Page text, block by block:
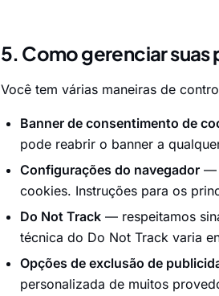
5. Como gerenciar
Você tem várias maneiras de
Banner de consentimento de
pode reabrir o banner a
Configurações do navegador —
cookies. Instruções para os
Do Not Track — respeitamos
técnica do Do Not Track varia
Opções de exclusão de
personalizada de muitos